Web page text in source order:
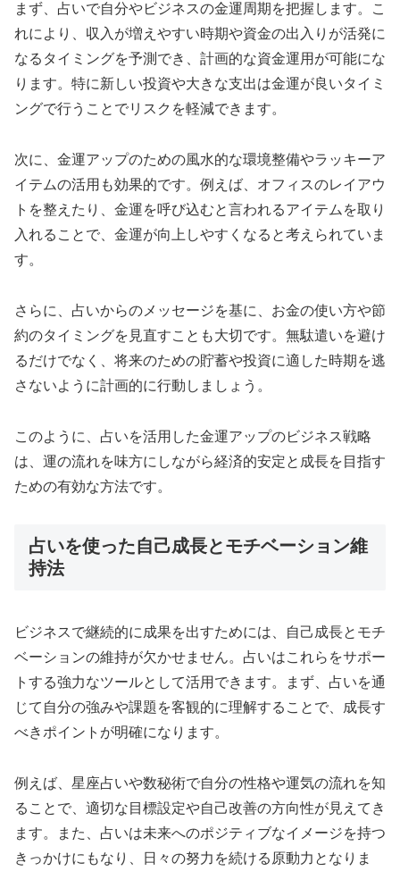
まず、占いで自分やビジネスの金運周期を把握します。こ
れにより、収入が増えやすい時期や資金の出入りが活発に
なるタイミングを予測でき、計画的な資金運用が可能にな
ります。特に新しい投資や大きな支出は金運が良いタイミ
ングで行うことでリスクを軽減できます。
次に、金運アップのための風水的な環境整備やラッキーア
イテムの活用も効果的です。例えば、オフィスのレイアウ
トを整えたり、金運を呼び込むと言われるアイテムを取り
入れることで、金運が向上しやすくなると考えられていま
す。
さらに、占いからのメッセージを基に、お金の使い方や節
約のタイミングを見直すことも大切です。無駄遣いを避け
るだけでなく、将来のための貯蓄や投資に適した時期を逃
さないように計画的に行動しましょう。
このように、占いを活用した金運アップのビジネス戦略
は、運の流れを味方にしながら経済的安定と成長を目指す
ための有効な方法です。
占いを使った自己成長とモチベーション維
持法
ビジネスで継続的に成果を出すためには、自己成長とモチ
ベーションの維持が欠かせません。占いはこれらをサポー
トする強力なツールとして活用できます。まず、占いを通
じて自分の強みや課題を客観的に理解することで、成長す
べきポイントが明確になります。
例えば、星座占いや数秘術で自分の性格や運気の流れを知
ることで、適切な目標設定や自己改善の方向性が見えてき
ます。また、占いは未来へのポジティブなイメージを持つ
きっかけにもなり、日々の努力を続ける原動力となりま